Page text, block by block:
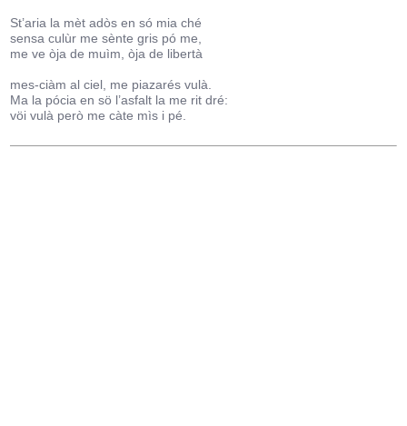
St’aria la mèt adòs en só mia ché
sensa culùr me sènte gris pó me,
me ve òja de muìm, òja de libertà
mes-ciàm al ciel, me piazarés vulà.
Ma la pócia en sö l’asfalt la me rit dré:
vöi vulà però me càte mìs i pé.